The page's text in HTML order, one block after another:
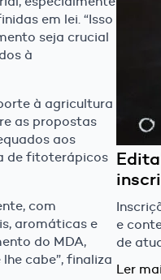
em lei. “Isso
seja crucial
à
à agricultura
as propostas
aos
de fitoterápicos
com
aromáticas e
do MDA,
cabe”, finaliza
e
de
Ler